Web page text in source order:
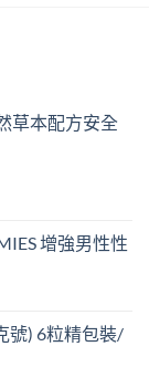
草本配方安全
增強男性性
號) 6粒精包裝/